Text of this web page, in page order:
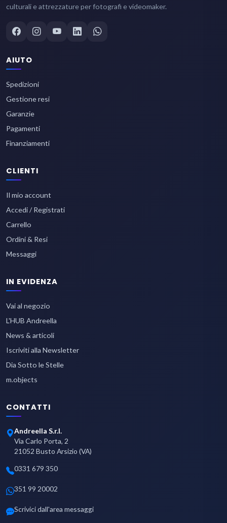
culturali e attrezzature per fotografi e videomaker.
AIUTO
Spedizioni
Gestione resi
Garanzie
Pagamenti
Finanziamenti
CLIENTI
Il mio account
Accedi / Registrati
Carrello
Ordini & Resi
Messaggi
IN EVIDENZA
Vai al negozio
L'HUB Andreella
News & articoli
Iscriviti alla Newsletter
Dia Sotto le Stelle
m.objects
CONTATTI
Andreella S.r.l.
Via Carlo Porta, 2
21052 Busto Arsizio (VA)
0331 679 350
351 99 20002
Scrivici dall'area messaggi